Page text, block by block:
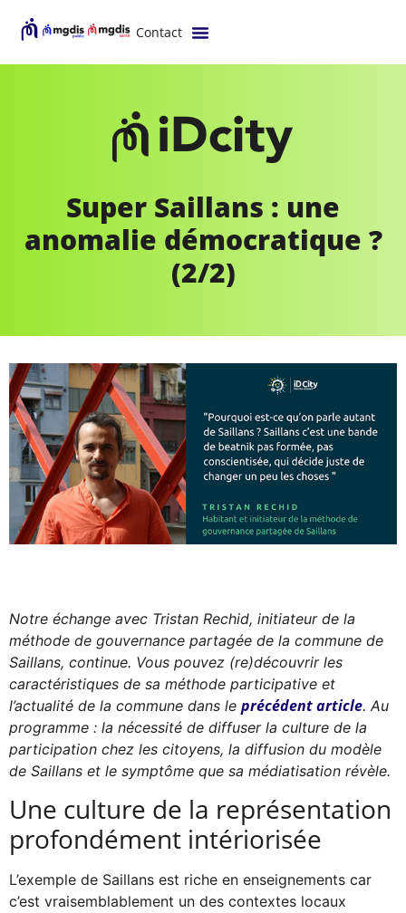
Contact
Super Saillans : une
anomalie démocratique ?
(2/2)
Notre échange avec Tristan Rechid, initiateur de la
méthode de gouvernance partagée de la commune de
Saillans, continue. Vous pouvez (re)découvrir les
caractéristiques de sa méthode participative et
l’actualité de la commune dans le précédent article. Au
programme : la nécessité de diffuser la culture de la
participation chez les citoyens, la diffusion du modèle
de Saillans et le symptôme que sa médiatisation révèle.
Une culture de la représentation
profondément intériorisée
L’exemple de Saillans est riche en enseignements car
c’est vraisemblablement un des contextes locaux